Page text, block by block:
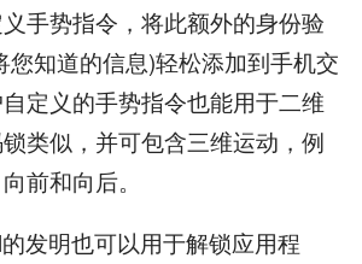
手势指令，将此额外的身份验
您知道的信息)轻松添加到手机交
定义的手势指令也能用于二维
类似，并可包含三维运动，例
前和向后。
明也可以用于解锁应用程